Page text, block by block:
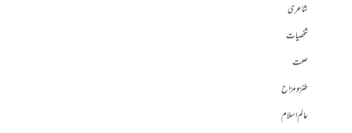
شاعری
شخصیات
صحت
طنز و مزاح
عالم اسلام